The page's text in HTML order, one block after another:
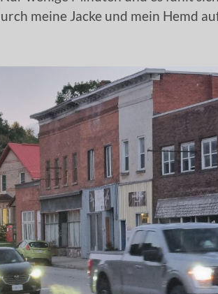
meine Jacke und mein Hemd